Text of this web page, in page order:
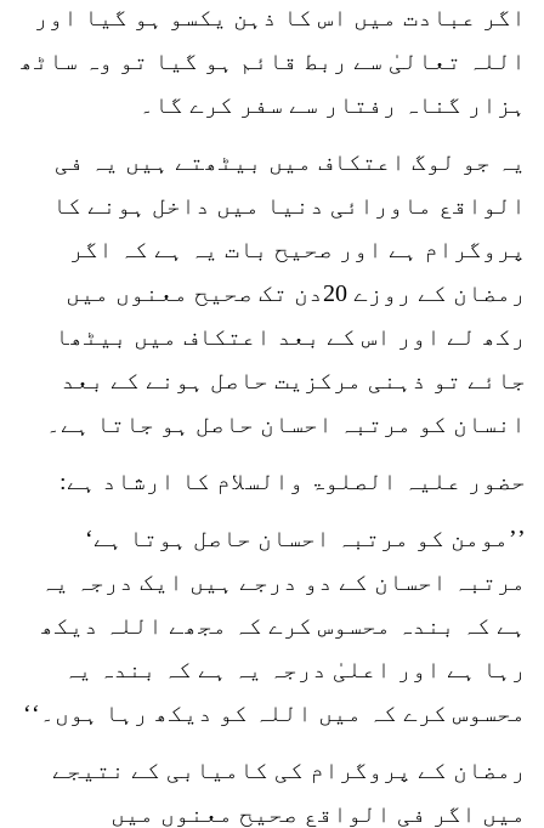
اگر عبادت میں اس کا ذہن یکسو ہو گیا اور
اللہ تعالیٰ سے ربط قائم ہو گیا تو وہ ساٹھ
ہزار گناہ رفتار سے سفر کرے گا۔
یہ جو لوگ اعتکاف میں بیٹھتے ہیں یہ فی
الواقع ماورائی دنیا میں داخل ہونے کا
پروگرام ہے اور صحیح بات یہ ہے کہ اگر
رمضان کے روزے 20دن تک صحیح معنوں میں
رکھ لے اور اس کے بعد اعتکاف میں بیٹھا
جائے تو ذہنی مرکزیت حاصل ہونے کے بعد
انسان کو مرتبہ احسان حاصل ہو جاتا ہے۔
حضور علیہ الصلوۃ والسلام کا ارشاد ہے:
’’مومن کو مرتبہ احسان حاصل ہوتا ہے‘
مرتبہ احسان کے دو درجے ہیں ایک درجہ یہ
ہے کہ بندہ محسوس کرے کہ مجھے اللہ دیکھ
رہا ہے اور اعلیٰ درجہ یہ ہے کہ بندہ یہ
محسوس کرے کہ میں اللہ کو دیکھ رہا ہوں۔‘‘
رمضان کے پروگرام کی کامیابی کے نتیجے
میں اگر فی الواقع صحیح معنوں میں